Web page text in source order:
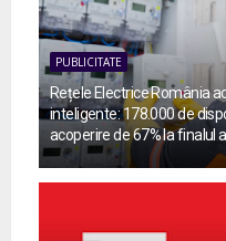
PUBLICITATE
Rețele Electrice România
inteligente: 178.000 de
acoperire de 67% la finalul